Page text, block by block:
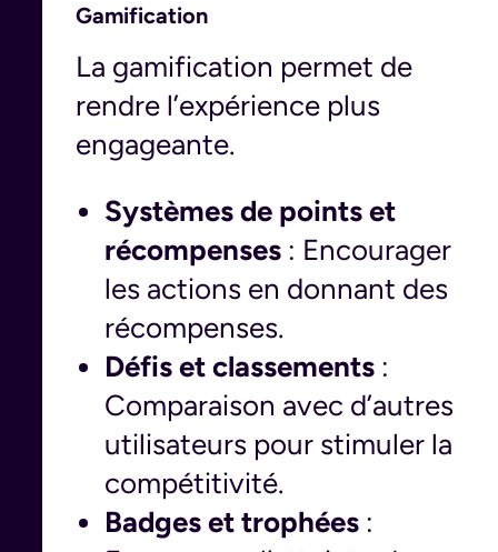
Gamification
La gamification permet de
rendre l’expérience plus
engageante.
Systèmes de points et
récompenses: Encourager
les actions en donnant des
récompenses.
Défis et classements:
Comparaison avec d’autres
utilisateurs pour stimuler la
compétitivité.
Badges et trophées: